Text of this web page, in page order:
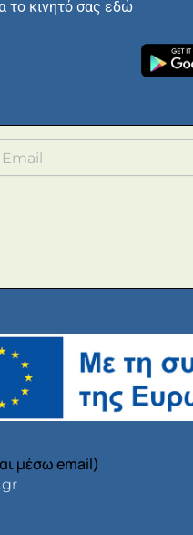
το κινητό σας εδώ
μέσω email)